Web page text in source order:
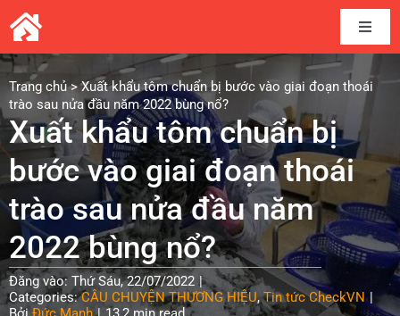
Skip
to
content
Toggle
Home
Câu chuyện thương hiệu
Kết nối cung cầu
Chia sẻ kinh nghiệm
Tài liệu
Trang chủ>Xuất khẩu tôm chuẩn bị bước vào giai đoạn thoái
trào sau nửa đầu năm 2022 bùng nổ?
Xuất khẩu tôm chuẩn bị
bước vào giai đoạn thoái
trào sau nửa đầu năm
2022 bùng nổ?
Đăng vào: Thứ Sáu, 22/07/2022 |
Categories:CÂU CHUYỆN THƯƠNG HIỆU,Tin tức CheckVN |